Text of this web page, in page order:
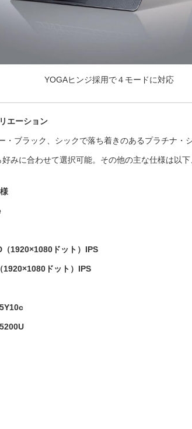
YOGAヒンジ採用で４モードに対応
エーション
・ブラック、シックで落ち着きのあるプラチナ・
みに合わせて選択可能。その他の主な仕様は以下
（1920×1080ドット）IPS
1920×1080ドット）IPS